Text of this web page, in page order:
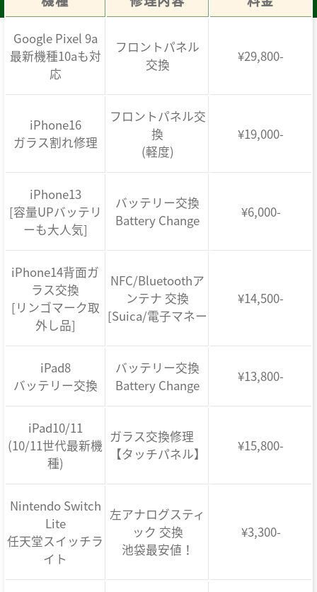
Google Pixel 9a
最新機種10aも対
応
フロントパネル
交換
¥29,800-
iPhone16
ガラス割れ修理
フロントパネル交
換
(軽度)
¥19,000-
iPhone13
[容量UPバッテリ
ーも大人気]
バッテリー交換
Battery Change
¥6,000-
iPhone14背面ガ
ラス交換
[リンゴマーク取
外し品]
NFC/Bluetoothア
ンテナ 交換
[Suica/電子マネー
¥14,500-
iPad8
バッテリー交換
バッテリー交換
Battery Change
¥13,800-
iPad10/11
(10/11世代最新機
種)
ガラス交換修理
【タッチパネル】
¥15,800-
Nintendo Switch
Lite
任天堂スイッチラ
イト
左アナログスティ
ック 交換
池袋最安値！
¥3,300-